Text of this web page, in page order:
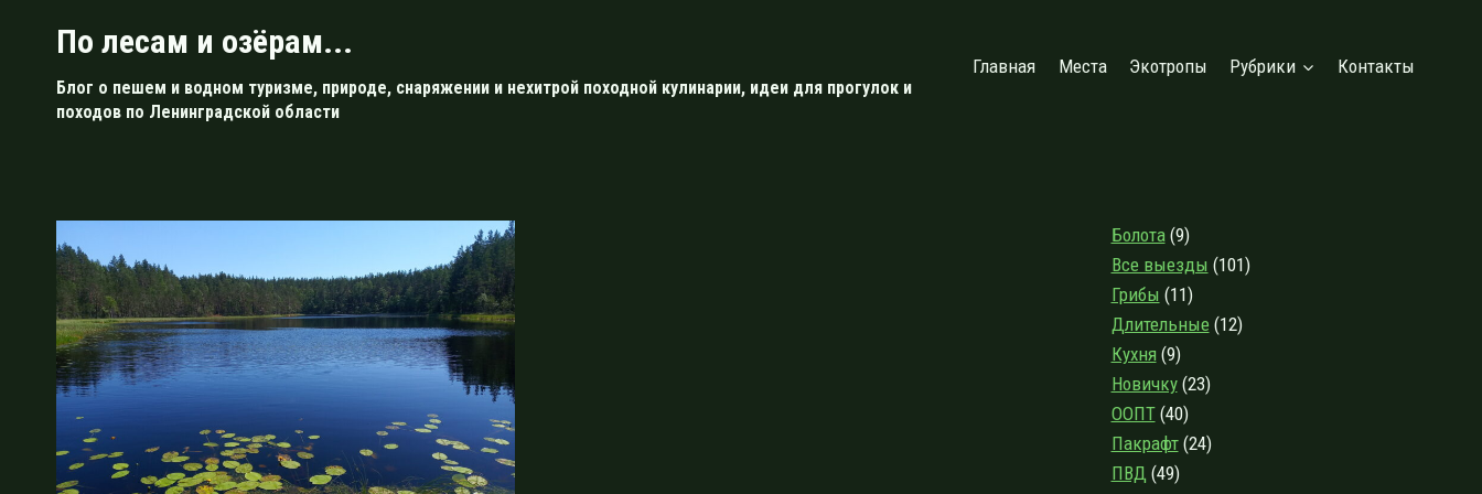
По лесам и озёрам...
Блог о пешем и водном туризме, природе, снаряжении и нехитрой походной кулинарии, идеи для прогулок и
походов по Ленинградской области
Главная Места Экотропы Рубрики Контакты
Болота(9)
Все выезды (101)
Грибы (11)
Длительные(12)
Кухня(9)
Новичку(23)
ООПТ(40)
Пакрафт(24)
ПВД(49)